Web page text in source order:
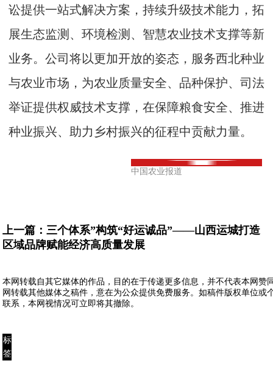
讼提供一站式解决方案，持续升级技术能力，拓
展生态监测、环境检测、智慧农业技术支撑等新
业务。公司将以更加开放的姿态，服务西北种业
与农业市场，为农业质量安全、品种保护、司法
举证提供权威技术支撑，在保障粮食安全、推进
种业振兴、助力乡村振兴的征程中贡献力量。
中国农业报道
上一篇： 三个体系”构筑“好运诚品”——山西运城打造
区域品牌赋能经济高质量发展
本网转载自其它媒体的作品，目的在于传递更多信息，并不代表本网赞
网转载其他媒体之稿件，意在为公众提供免费服务。如稿件版权单位或
联系，本网视情况可立即将其撤除。
标
签